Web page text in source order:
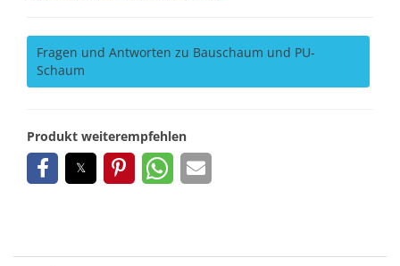
Fragen und Antworten zu Bauschaum und PU-
Schaum
Produkt weiterempfehlen